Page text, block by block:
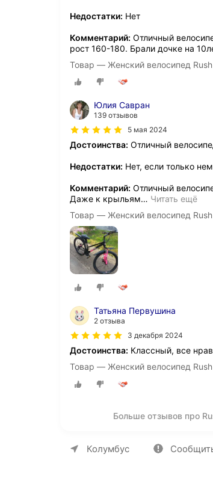
Недостатки: Нет
Комментарий: Отличный
рост 160-180. Брали дочке на
Товар — Женский велосипед
Юлия Савран
139 отзывов
5 мая 2024
Достоинства: Отличный
Недостатки: Нет, если только
Комментарий: Отличный
Даже к крыльям… Читать ещё
Товар — Женский велосипед
Татьяна Первушина
2 отзыва
3 декабря 2024
Достоинства: Классный, все
Товар — Женский велосипед
Больше отзывов про
Колумбус